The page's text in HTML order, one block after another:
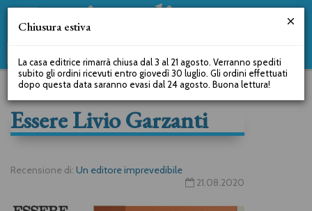
Essere Livio Garzanti
Recensione di: Un editore imprevedibile
21.08.2020
Chiusura estiva
La casa editrice rimarrà chiusa dal 3 al 21 agosto. Verranno spediti
subito gli ordini ricevuti entro giovedì 30 luglio. Gli ordini effettuati
dopo questa data saranno evasi dal 24 agosto. Buona lettura!